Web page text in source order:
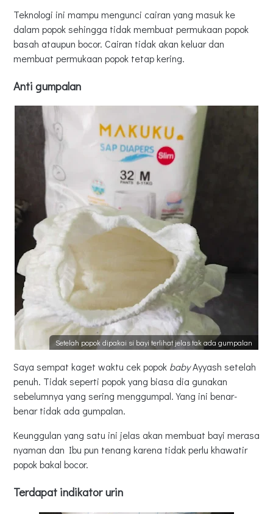
Teknologi ini mampu mengunci cairan yang masuk ke
dalam popok sehingga tidak membuat permukaan popok
basah ataupun bocor. Cairan tidak akan keluar dan
membuat permukaan popok tetap kering.
Anti gumpalan
Setelah popok dipakai si bayi terlihat jelas tak ada gumpalan
Saya sempat kaget waktu cek popok babyAyyash setelah
penuh. Tidak seperti popok yang biasa dia gunakan
sebelumnya yang sering menggumpal. Yang ini benar-
benar tidak ada gumpalan.
Keunggulan yang satu ini jelas akan membuat bayi merasa
nyaman dan Ibu pun tenang karena tidak perlu khawatir
popok bakal bocor.
Terdapat indikator urin